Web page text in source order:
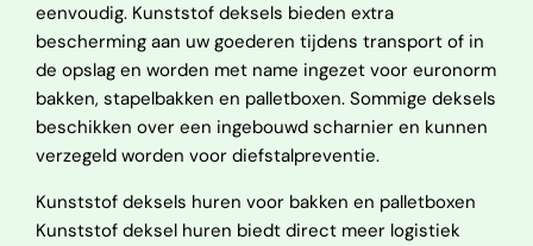
eenvoudig. Kunststof deksels bieden extra
bescherming aan uw goederen tijdens transport of in
de opslag en worden met name ingezet voor euronorm
bakken, stapelbakken en palletboxen. Sommige deksels
beschikken over een ingebouwd scharnier en kunnen
verzegeld worden voor diefstalpreventie.
Kunststof deksels huren voor bakken en palletboxen
Kunststof deksel huren biedt direct meer logistiek